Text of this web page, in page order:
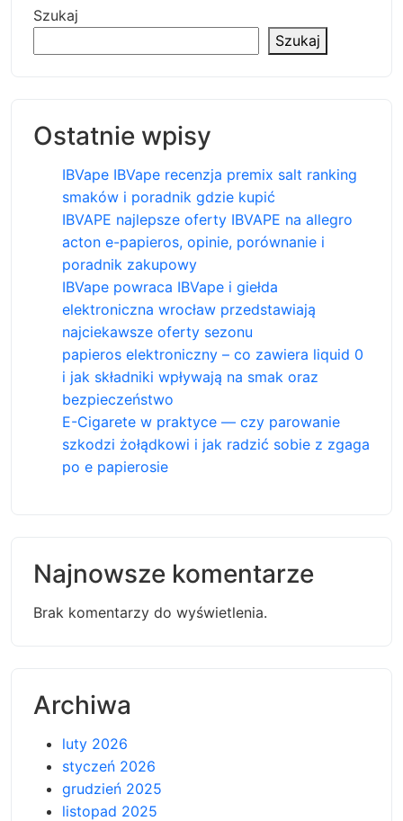
Szukaj
Szukaj
Ostatnie wpisy
IBVape IBVape recenzja premix salt ranking
smaków i poradnik gdzie kupić
IBVAPE najlepsze oferty IBVAPE na allegro
acton e-papieros, opinie, porównanie i
poradnik zakupowy
IBVape powraca IBVape i giełda
elektroniczna wrocław przedstawiają
najciekawsze oferty sezonu
papieros elektroniczny – co zawiera liquid 0
i jak składniki wpływają na smak oraz
bezpieczeństwo
E-Cigarete w praktyce — czy parowanie
szkodzi żołądkowi i jak radzić sobie z zgaga
po e papierosie
Najnowsze komentarze
Brak komentarzy do wyświetlenia.
Archiwa
luty 2026
styczeń 2026
grudzień 2025
listopad 2025